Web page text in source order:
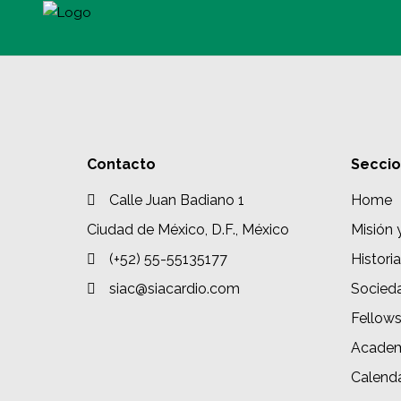
Contacto
Calle Juan Badiano 1
Ciudad de México, D.F., México
(+52) 55-55135177
siac@siacardio.com
Home
Misión
Historia
Fellows